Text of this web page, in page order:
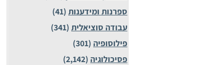
ספרנות ומידענות (41)
עבודה סוציאלית (341)
פילוסופיה (301)
פסיכולוגיה (2,142)